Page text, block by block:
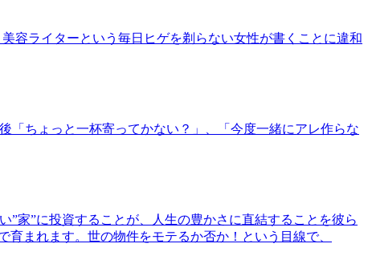
容ライターという毎日ヒゲを剃らない女性が書くことに違和
「ちょっと一杯寄ってかない？」、「今度一緒にアレ作らな
家”に投資することが、人生の豊かさに直結することを彼ら
まれます。世の物件をモテるか否か！という目線で、